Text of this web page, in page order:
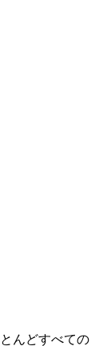
んどすべての